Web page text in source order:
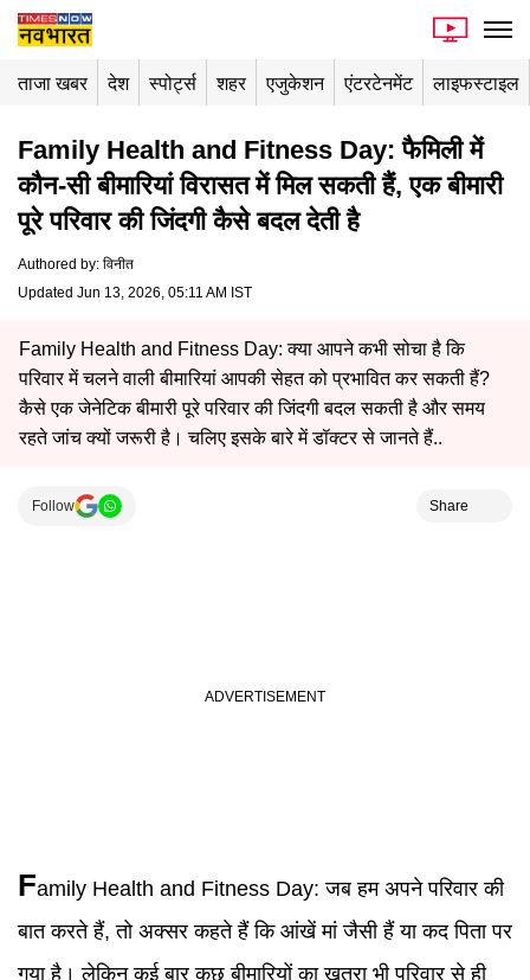
ताजा खबर देश स्पोर्ट्स शहर एजुकेशन एंटरटेनमेंट लाइफस्टाइल
Family Health and Fitness Day: फैमिली में
कौन-सी बीमारियां विरासत में मिल सकती हैं, एक बीमारी
पूरे परिवार की जिंदगी कैसे बदल देती है
Authored by: विनीत
Updated Jun 13, 2026, 05:11 AM IST
Family Health and Fitness Day: क्या आपने कभी सोचा है कि
परिवार में चलने वाली बीमारियां आपकी सेहत को प्रभावित कर सकती हैं?
कैसे एक जेनेटिक बीमारी पूरे परिवार की जिंदगी बदल सकती है और समय
रहते जांच क्यों जरूरी है। चलिए इसके बारे में डॉक्टर से जानते हैं..
Follow Share
Family Health and Fitness Day:जब हम अपने परिवार की
बात करते हैं, तो अक्सर कहते हैं कि आंखें मां जैसी हैं या कद पिता पर
गया है। लेकिन कई बार कुछ बीमारियों का खतरा भी परिवार से ही